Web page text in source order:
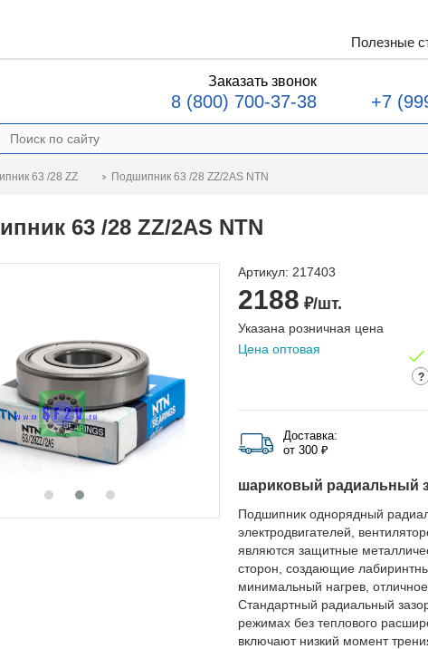
Полезные
Заказать звонок
8 (800) 700-37-38 +7
63 /28 ZZ Подшипник 63 /28 ZZ/2AS NTN
63 /28 ZZ/2AS NTN
Артикул: 217403
2188 ₽/шт.
Указана розничная цена
Цена оптовая
?
Доставка:
от 300 ₽
шариковый радиальный
Подшипник однорядный
электродвигателей,
являются защитные
сторон, создающие
минимальный нагрев,
Стандартный радиальный
режимах без теплового
включают низкий момент